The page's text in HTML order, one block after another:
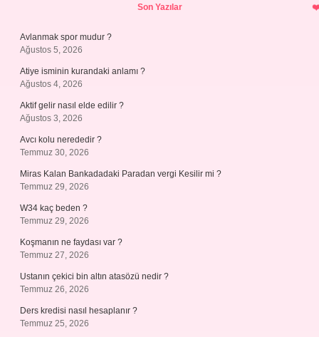
Son Yazılar
Avlanmak spor mudur ?
Ağustos 5, 2026
Atiye isminin kurandaki anlamı ?
Ağustos 4, 2026
Aktif gelir nasıl elde edilir ?
Ağustos 3, 2026
Avcı kolu nerededir ?
Temmuz 30, 2026
Miras Kalan Bankadadaki Paradan vergi Kesilir mi ?
Temmuz 29, 2026
W34 kaç beden ?
Temmuz 29, 2026
Koşmanın ne faydası var ?
Temmuz 27, 2026
Ustanın çekici bin altın atasözü nedir ?
Temmuz 26, 2026
Ders kredisi nasıl hesaplanır ?
Temmuz 25, 2026